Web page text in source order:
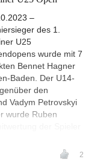
–
des 1.
U25
wurde mit 7
Bennet Hagner
Baden. Der U14-
den
Vadym Petrovskyi
wurde Ruben
2